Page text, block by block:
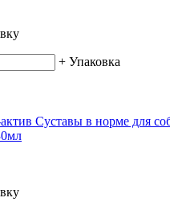
+ Упаковка
Суставы в норме для